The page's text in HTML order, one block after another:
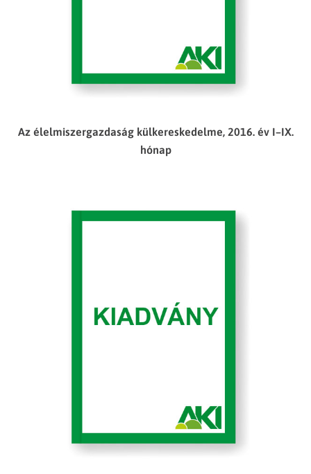
Az élelmiszergazdaság külkereskedelme, 2016. év I–IX.
hónap